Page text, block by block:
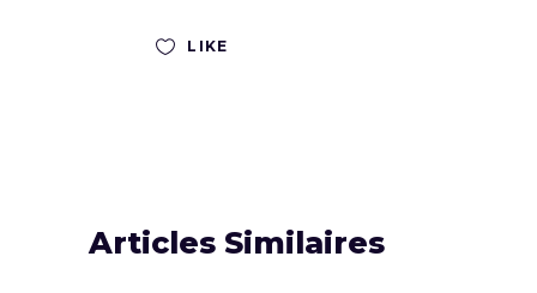
LIKE
Articles Similaires